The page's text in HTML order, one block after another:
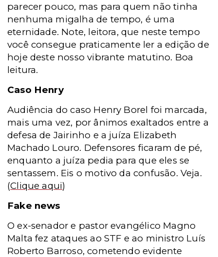
parecer pouco, mas para quem não tinha
nenhuma migalha de tempo, é uma
eternidade. Note, leitora, que neste tempo
você consegue praticamente ler a edição de
hoje deste nosso vibrante matutino. Boa
leitura.
Caso Henry
Audiência do caso Henry Borel foi marcada,
mais uma vez, por ânimos exaltados entre a
defesa de Jairinho e a juíza Elizabeth
Machado Louro. Defensores ficaram de pé,
enquanto a juíza pedia para que eles se
sentassem. Eis o motivo da confusão. Veja.
(Clique aqui)
Fake news
O ex-senador e pastor evangélico Magno
Malta fez ataques ao STF e ao ministro Luís
Roberto Barroso, cometendo evidente